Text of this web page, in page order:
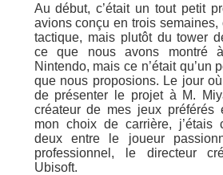
Au début, c’était un tout petit
avions conçu en trois semaines,
tactique, mais plutôt du tower
ce que nous avons montré
Nintendo, mais ce n’était qu’un
que nous proposions. Le jour où
de présenter le projet à M.
créateur de mes jeux préférés
mon choix de carrière, j’étais
deux entre le joueur
professionnel, le directeur
Ubisoft.